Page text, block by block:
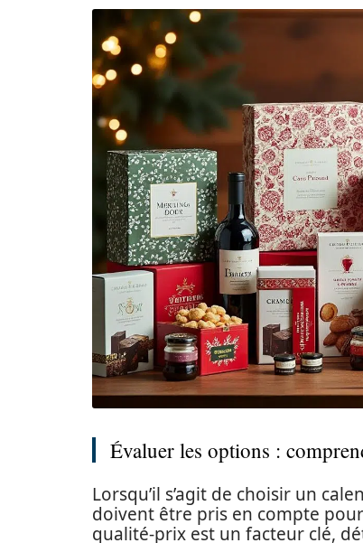
Évaluer les options :
Lorsqu’il s’agit de choisir un
doivent être pris en compte
qualité-prix est un facteur clé,